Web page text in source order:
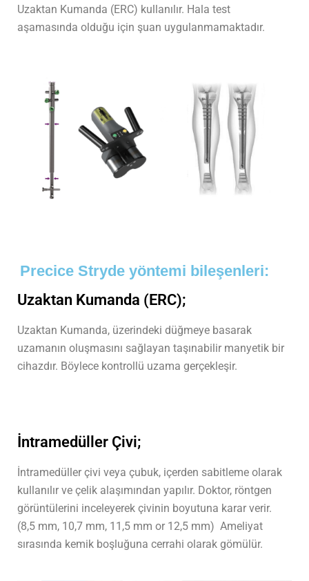
Uzaktan Kumanda (ERC) kullanılır. Hala test
aşamasında olduğu için şuan uygulanmamaktadır.
Precice Stryde yöntemi bileşenleri:
Uzaktan Kumanda (ERC);
Uzaktan Kumanda, üzerindeki düğmeye basarak
uzamanın oluşmasını sağlayan taşınabilir manyetik bir
cihazdır. Böylece kontrollü uzama gerçekleşir.
İntramedüller Çivi;
İntramedüller çivi veya çubuk, içerden sabitleme olarak
kullanılır ve çelik alaşımından yapılır. Doktor, röntgen
görüntülerini inceleyerek çivinin boyutuna karar verir.
(8,5 mm, 10,7 mm, 11,5 mm or 12,5 mm) Ameliyat
sırasında kemik boşluğuna cerrahi olarak gömülür.